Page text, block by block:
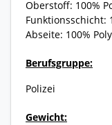
Oberstoff: 100%
Funktionsschicht:
Abseite: 100%
Berufsgruppe:
Polizei
Gewicht: